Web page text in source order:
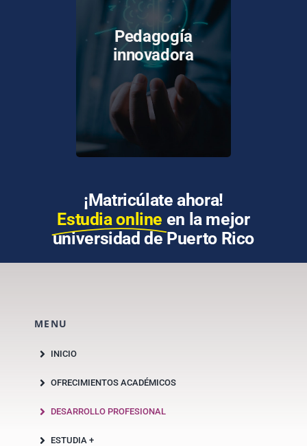
Pedagogía
innovadora
UPR han sido capacitados
y certificados en el uso de
tecnologías y
metodologías para la
enseñanza en línea.
¡Matricúlate ahora!
Estudia online en la mejor
universidad de Puerto Rico
MENU
INICIO
OFRECIMIENTOS ACADÉMICOS
DESARROLLO PROFESIONAL
ESTUDIA +